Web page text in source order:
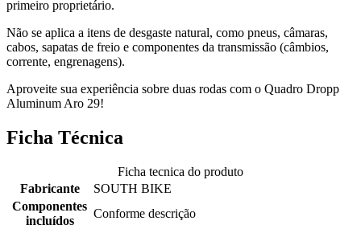
primeiro proprietário.
Não se aplica a itens de desgaste natural, como pneus, câmaras,
cabos, sapatas de freio e componentes da transmissão (câmbios,
corrente, engrenagens).
Aproveite sua experiência sobre duas rodas com o Quadro Dropp
Aluminum Aro 29!
Ficha Técnica
Ficha tecnica do produto
Fabricante
SOUTH BIKE
Componentes
incluídos
Conforme descrição